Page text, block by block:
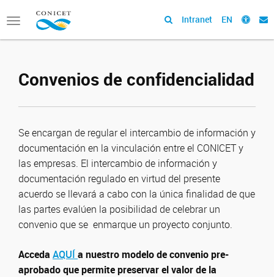
Toggle
navigation
Intranet EN
Convenios de confidencialidad
Se encargan de regular el intercambio de información y
documentación en la vinculación entre el CONICET y
las empresas. El intercambio de información y
documentación regulado en virtud del presente
acuerdo se llevará a cabo con la única finalidad de que
las partes evalúen la posibilidad de celebrar un
convenio que se enmarque un proyecto conjunto.
Acceda AQUÍa nuestro modelo de convenio pre-
aprobado que permite preservar el valor de la